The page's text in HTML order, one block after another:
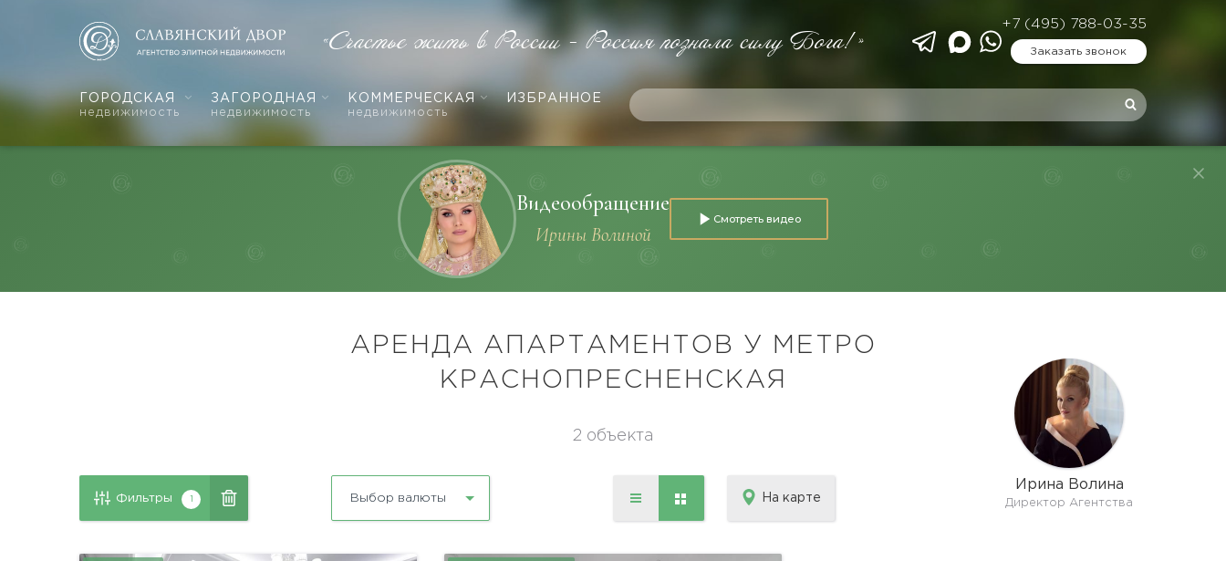
ГОРОДСКАЯ
недвижимость
ЗАГОРОДНАЯ
недвижимость
КОММЕРЧЕСКАЯ
недвижимость
ИЗБРАННОЕ
«Счастье жить в России - Россия познала силу Бога!»
+7 (495) 788-03-35
Заказать звонок
Видеообращение
Ирины Волиной
Смотреть видео
АРЕНДА АПАРТАМЕНТОВ У МЕТРО
КРАСНОПРЕСНЕНСКАЯ
2 объекта
Фильтры Выбор валюты На карте
Ирина Волина
Директор Агентства